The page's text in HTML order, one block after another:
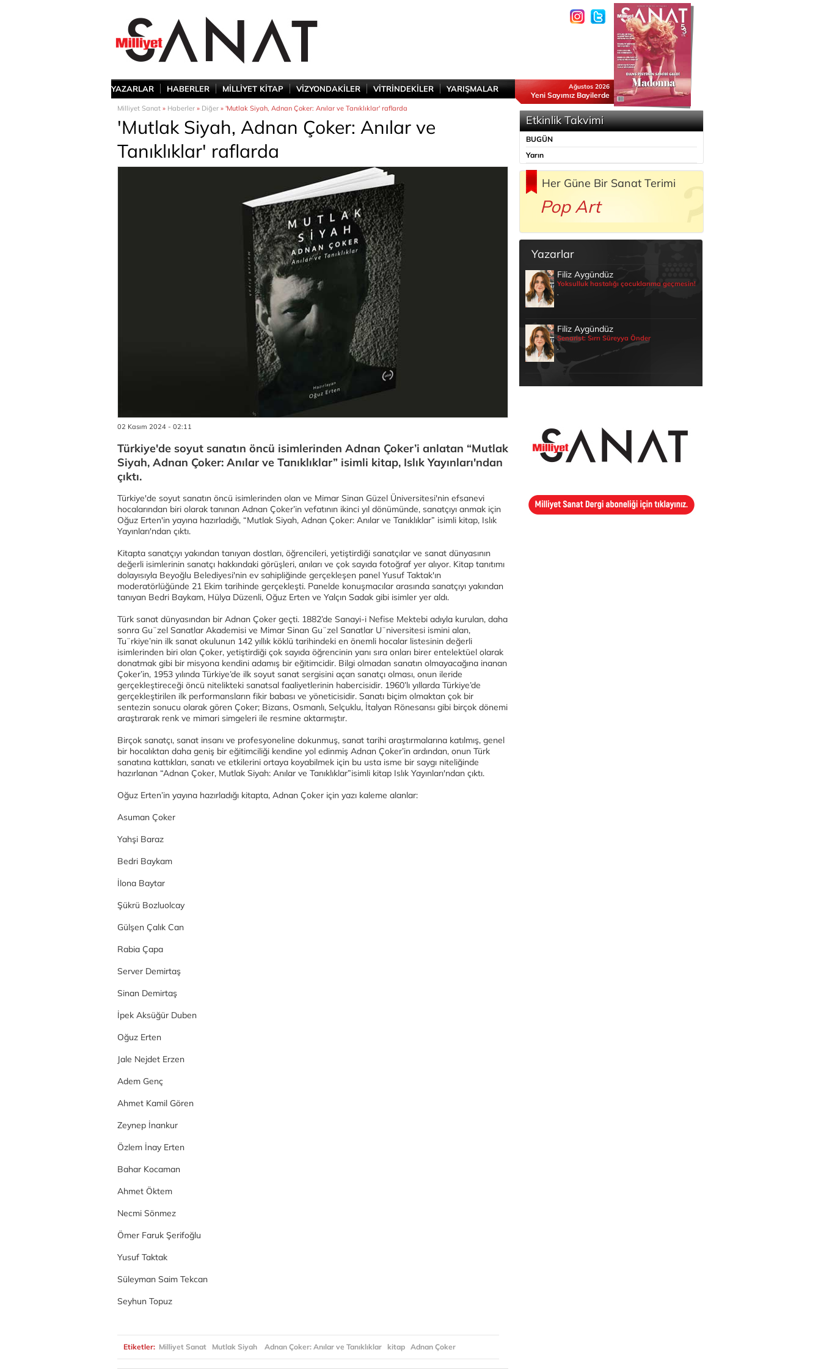
YAZARLAR HABERLER MİLLİYET KİTAP VİZYONDAKİLER VİTRİNDEKİLER YARIŞMALAR Ağustos 2026
Yeni Sayımız Bayilerde
Milliyet Sanat » Haberler » Diğer » 'Mutlak Siyah, Adnan Çoker: Anılar ve Tanıklıklar' raflarda
'Mutlak Siyah, Adnan Çoker: Anılar ve
Tanıklıklar' raflarda
02 Kasım 2024 - 02:11
Türkiye'de soyut sanatın öncü isimlerinden Adnan Çoker’i anlatan “Mutlak
Siyah, Adnan Çoker: Anılar ve Tanıklıklar” isimli kitap, Islık Yayınları'ndan
çıktı.
Türkiye'de soyut sanatın öncü isimlerinden olan ve Mimar Sinan Güzel Üniversitesi'nin efsanevi
hocalarından biri olarak tanınan Adnan Çoker’in vefatının ikinci yıl dönümünde, sanatçıyı anmak için
Oğuz Erten'in yayına hazırladığı, “Mutlak Siyah, Adnan Çoker: Anılar ve Tanıklıklar” isimli kitap, Islık
Yayınları'ndan çıktı.
Kitapta sanatçıyı yakından tanıyan dostları, öğrencileri, yetiştirdiği sanatçılar ve sanat dünyasının
değerli isimlerinin sanatçı hakkındaki görüşleri, anıları ve çok sayıda fotoğraf yer alıyor. Kitap tanıtımı
dolayısıyla Beyoğlu Belediyesi'nin ev sahipliğinde gerçekleşen panel Yusuf Taktak'ın
moderatörlüğünde 21 Ekim tarihinde gerçekleşti. Panelde konuşmacılar arasında sanatçıyı yakından
tanıyan Bedri Baykam, Hülya Düzenli, Oğuz Erten ve Yalçın Sadak gibi isimler yer aldı.
Türk sanat dünyasından bir Adnan Çoker geçti. 1882’de Sanayi-i Nefise Mektebi adıyla kurulan, daha
sonra Gu¨zel Sanatlar Akademisi ve Mimar Sinan Gu¨zel Sanatlar U¨niversitesi ismini alan,
Tu¨rkiye’nin ilk sanat okulunun 142 yıllık köklü tarihindeki en önemli hocalar listesinin değerli
isimlerinden biri olan Çoker, yetiştirdiği çok sayıda öğrencinin yanı sıra onları birer entelektüel olarak
donatmak gibi bir misyona kendini adamış bir eğitimcidir. Bilgi olmadan sanatın olmayacağına inanan
Çoker’in, 1953 yılında Türkiye’de ilk soyut sanat sergisini açan sanatçı olması, onun ileride
gerçekleştireceği öncü nitelikteki sanatsal faaliyetlerinin habercisidir. 1960’lı yıllarda Türkiye’de
gerçekleştirilen ilk performansların fikir babası ve yöneticisidir. Sanatı biçim olmaktan çok bir
sentezin sonucu olarak gören Çoker; Bizans, Osmanlı, Selçuklu, İtalyan Rönesansı gibi birçok dönemi
araştırarak renk ve mimari simgeleri ile resmine aktarmıştır.
Birçok sanatçı, sanat insanı ve profesyoneline dokunmuş, sanat tarihi araştırmalarına katılmış, genel
bir hocalıktan daha geniş bir eğitimciliği kendine yol edinmiş Adnan Çoker’in ardından, onun Türk
sanatına kattıkları, sanatı ve etkilerini ortaya koyabilmek için bu usta isme bir saygı niteliğinde
hazırlanan “Adnan Çoker, Mutlak Siyah: Anılar ve Tanıklıklar”isimli kitap Islık Yayınları'ndan çıktı.
Oğuz Erten’in yayına hazırladığı kitapta, Adnan Çoker için yazı kaleme alanlar:
Asuman Çoker
Yahşi Baraz
Bedri Baykam
İlona Baytar
Şükrü Bozluolcay
Gülşen Çalık Can
Rabia Çapa
Server Demirtaş
Sinan Demirtaş
İpek Aksüğür Duben
Oğuz Erten
Jale Nejdet Erzen
Adem Genç
Ahmet Kamil Gören
Zeynep İnankur
Özlem İnay Erten
Bahar Kocaman
Ahmet Öktem
Necmi Sönmez
Ömer Faruk Şerifoğlu
Yusuf Taktak
Süleyman Saim Tekcan
Seyhun Topuz
Etiketler: Milliyet Sanat Mutlak Siyah Adnan Çoker: Anılar ve Tanıklıklar kitap Adnan Çoker
Etkinlik Takvimi
BUGÜN
Yarın
Her Güne Bir Sanat Terimi
Pop Art
Yazarlar
Filiz Aygündüz
Yoksulluk hastalığı çocuklarıma geçmesin!
.
Filiz Aygündüz
Senarist: Sırrı Süreyya Önder
.